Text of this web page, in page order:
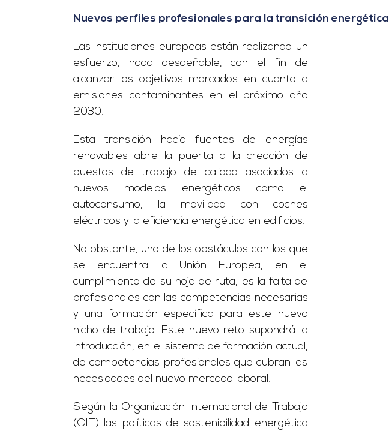
Nuevos perfiles profesionales para la transición energética
Las instituciones europeas están realizando un
esfuerzo, nada desdeñable, con el fin de
alcanzar los objetivos marcados en cuanto a
emisiones contaminantes en el próximo año
2030.
Esta transición hacía fuentes de energías
renovables abre la puerta a la creación de
puestos de trabajo de calidad asociados a
nuevos modelos energéticos como el
autoconsumo, la movilidad con coches
eléctricos y la eficiencia energética en edificios.
No obstante, uno de los obstáculos con los que
se encuentra la Unión Europea, en el
cumplimiento de su hoja de ruta, es la falta de
profesionales con las competencias necesarias
y una formación específica para este nuevo
nicho de trabajo. Este nuevo reto supondrá la
introducción, en el sistema de formación actual,
de competencias profesionales que cubran las
necesidades del nuevo mercado laboral.
Según la Organización Internacional de Trabajo
(OIT) las políticas de sostenibilidad energética